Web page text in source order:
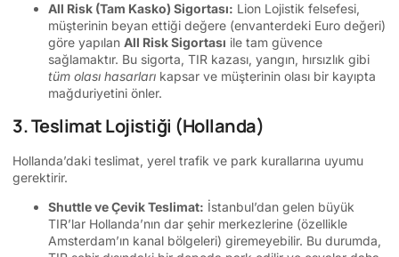
All Risk (Tam Kasko) Sigortası: Lion Lojistik felsefesi,
müşterinin beyan ettiği değere (envanterdeki Euro değeri)
göre yapılan All Risk Sigortası ile tam güvence
sağlamaktır. Bu sigorta, TIR kazası, yangın, hırsızlık gibi
tüm olası hasarları kapsar ve müşterinin olası bir kayıpta
mağduriyetini önler.
3. Teslimat Lojistiği (Hollanda)
Hollanda’daki teslimat, yerel trafik ve park kurallarına uyumu
gerektirir.
Shuttle ve Çevik Teslimat: İstanbul’dan gelen büyük
TIR’lar Hollanda’nın dar şehir merkezlerine (özellikle
Amsterdam’ın kanal bölgeleri) giremeyebilir. Bu durumda,